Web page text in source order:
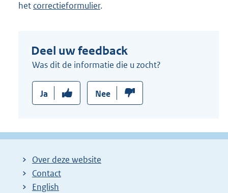
het correctieformulier.
Deel uw feedback
Was dit de informatie die u zocht?
Ja Nee
Over deze website
Contact
English